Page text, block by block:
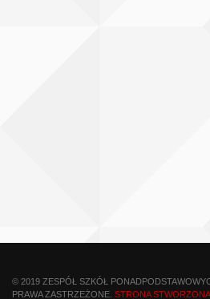
© 2019 ZESPÓŁ SZKÓŁ
PRAWA ZASTRZEŻONE. STRONA